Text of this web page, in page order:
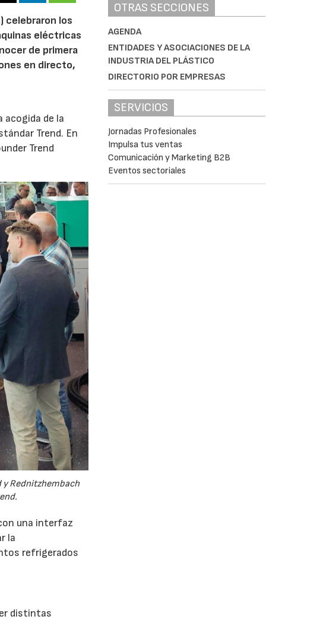
celebraron los
eléctricas
de primera
en directo,
acogida de la
Trend. En
Trend
y Rednitzhembach
una interfaz
la
refrigerados
distintas
OTRAS SECCIONES
AGENDA
ENTIDADES Y ASOCIACIONES DE LA
INDUSTRIA DEL PLÁSTICO
DIRECTORIO POR EMPRESAS
SERVICIOS
Jornadas Profesionales
Impulsa tus ventas
Comunicación y Marketing B2B
Eventos sectoriales